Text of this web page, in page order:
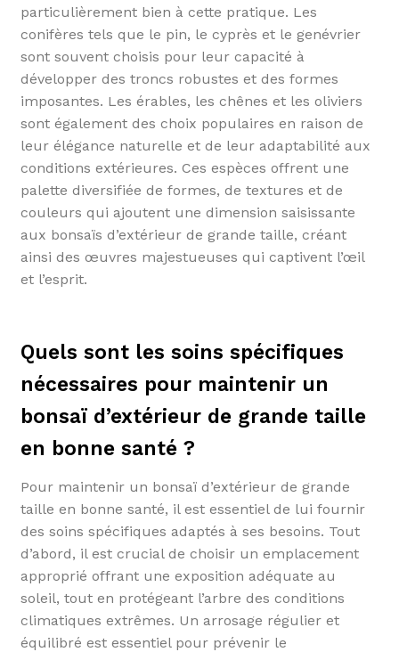
particulièrement bien à cette pratique. Les
conifères tels que le pin, le cyprès et le genévrier
sont souvent choisis pour leur capacité à
développer des troncs robustes et des formes
imposantes. Les érables, les chênes et les oliviers
sont également des choix populaires en raison de
leur élégance naturelle et de leur adaptabilité aux
conditions extérieures. Ces espèces offrent une
palette diversifiée de formes, de textures et de
couleurs qui ajoutent une dimension saisissante
aux bonsaïs d’extérieur de grande taille, créant
ainsi des œuvres majestueuses qui captivent l’œil
et l’esprit.
Quels sont les soins spécifiques
nécessaires pour maintenir un
bonsaï d’extérieur de grande taille
en bonne santé ?
Pour maintenir un bonsaï d’extérieur de grande
taille en bonne santé, il est essentiel de lui fournir
des soins spécifiques adaptés à ses besoins. Tout
d’abord, il est crucial de choisir un emplacement
approprié offrant une exposition adéquate au
soleil, tout en protégeant l’arbre des conditions
climatiques extrêmes. Un arrosage régulier et
équilibré est essentiel pour prévenir le